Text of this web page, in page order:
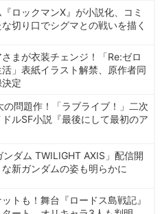
ロックマンX』が小説化、コミ
切り口でシグマとの戦いを描く
まが衣装チェンジ！「Re:ゼロ
」表紙イラスト解禁、原作者同
定
の問題作！「ラブライブ！」二次
ルSF小説『最後にして最初のア
ダム TWILIGHT AXIS」配信開
新ガンダムの姿も明らかに
トも！舞台『ロードス島戦記』